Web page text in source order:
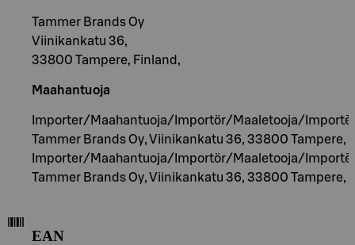
Tammer Brands Oy
Viinikankatu 36,
33800 Tampere, Finland,
Maahantuoja
Importer/Maahantuoja/Importör/Maaletooja/
Tammer Brands Oy, Viinikankatu 36, 33800 Tampere,
Importer/Maahantuoja/Importör/Maaletooja/
Tammer Brands Oy, Viinikankatu 36, 33800 Tampere,
EAN